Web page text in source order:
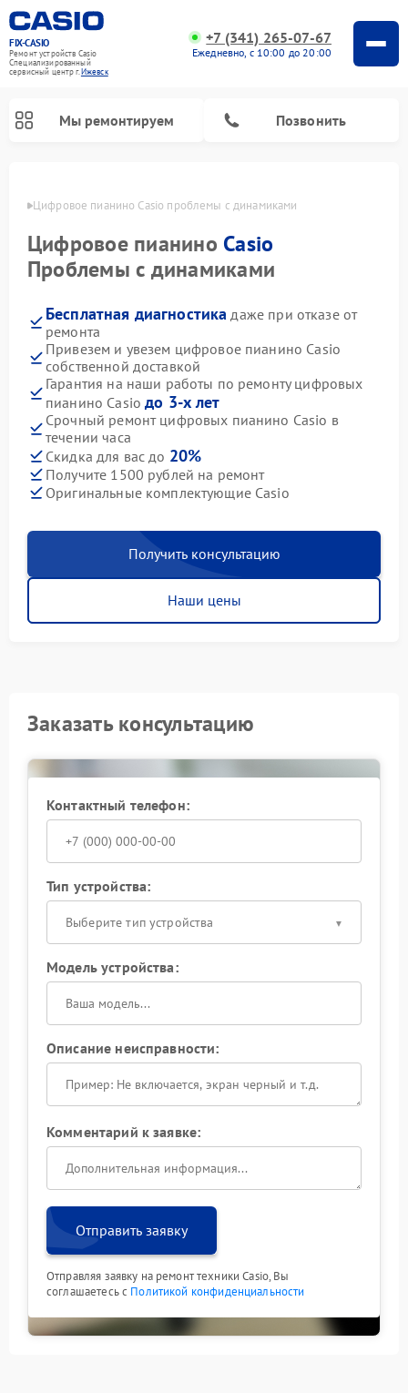
FIX-CASIO
Ремонт устройств Casio
Специализированный
cервисный центр г.Ижевск
+7 (341) 265-07-67
Ежедневно, с 10:00 до 20:00
Мы ремонтируем Позвонить
Цифровое пианино Casio проблемы с динамиками
Цифровое пианино Casio
Проблемы с динамиками
Бесплатная диагностика даже при отказе от
ремонта
Привезем и увезем цифровое пианино Casio
собственной доставкой
Гарантия на наши работы по ремонту цифровых
пианино Casioдо 3-х лет
Срочный ремонт цифровых пианино Casio в
течении часа
Скидка для вас до 20%
Получите 1500 рублей на ремонт
Оригинальные комплектующие Casio
Получить консультацию
Наши цены
Заказать консультацию
Контактный телефон:
Тип устройства:
Выберите тип устройства
Модель устройства:
Описание неисправности:
Комментарий к заявке:
Отправить заявку
Отправляя заявку на ремонт техники Casio, Вы
соглашаетесь с Политикой конфиденциальности